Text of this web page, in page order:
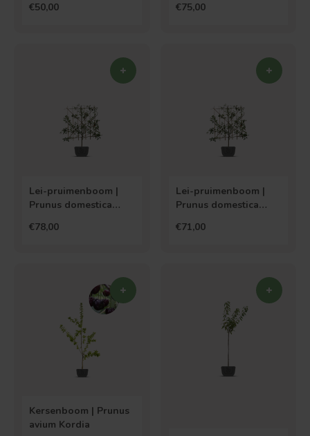
€50,00
€75,00
Lei-pruimenboom |
Prunus domestica
€78,00
Lei-pruimenboom |
Prunus domestica
€71,00
Kersenboom | Prunus
avium Kordia